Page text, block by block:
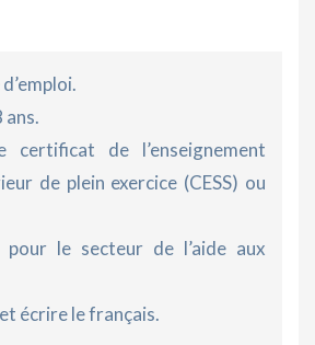
ans.
de l’enseignement
de plein exercice (CESS) ou
le secteur de l’aide aux
écrire le français.